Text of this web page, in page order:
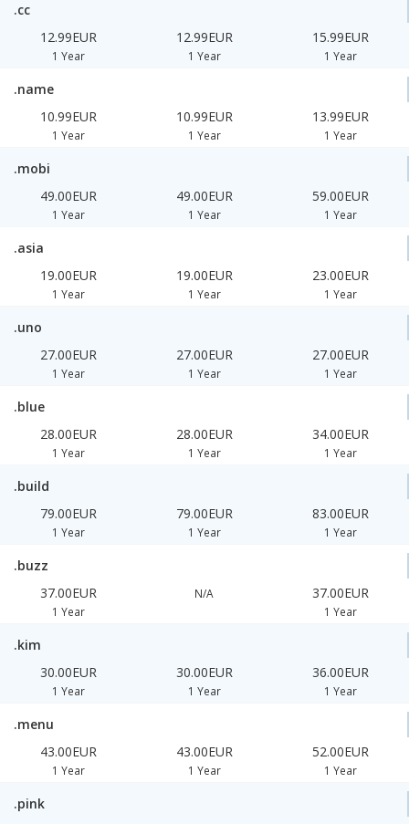
.cc
12.99EUR
1 Year
12.99EUR
1 Year
15.99EUR
1 Year
.name
10.99EUR
1 Year
10.99EUR
1 Year
13.99EUR
1 Year
.mobi
49.00EUR
1 Year
49.00EUR
1 Year
59.00EUR
1 Year
.asia
19.00EUR
1 Year
19.00EUR
1 Year
23.00EUR
1 Year
.uno
27.00EUR
1 Year
27.00EUR
1 Year
27.00EUR
1 Year
.blue
28.00EUR
1 Year
28.00EUR
1 Year
34.00EUR
1 Year
.build
79.00EUR
1 Year
79.00EUR
1 Year
83.00EUR
1 Year
.buzz
37.00EUR
1 Year
N/A 37.00EUR
1 Year
.kim
30.00EUR
1 Year
30.00EUR
1 Year
36.00EUR
1 Year
.menu
43.00EUR
1 Year
43.00EUR
1 Year
52.00EUR
1 Year
.pink